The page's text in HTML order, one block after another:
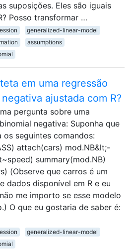
suposições. Eles são iguais
Posso transformar …
generalized-linear-model
assumptions
em uma regressão
ajustada com R?
pergunta sobre uma
negativa: Suponha que
os seguintes comandos:
attach(cars) mod.NB&lt;-
summary(mod.NB)
(Observe que carros é um
dados disponível em R e eu
me importo se esse modelo
O que eu gostaria de saber é:
generalized-linear-model